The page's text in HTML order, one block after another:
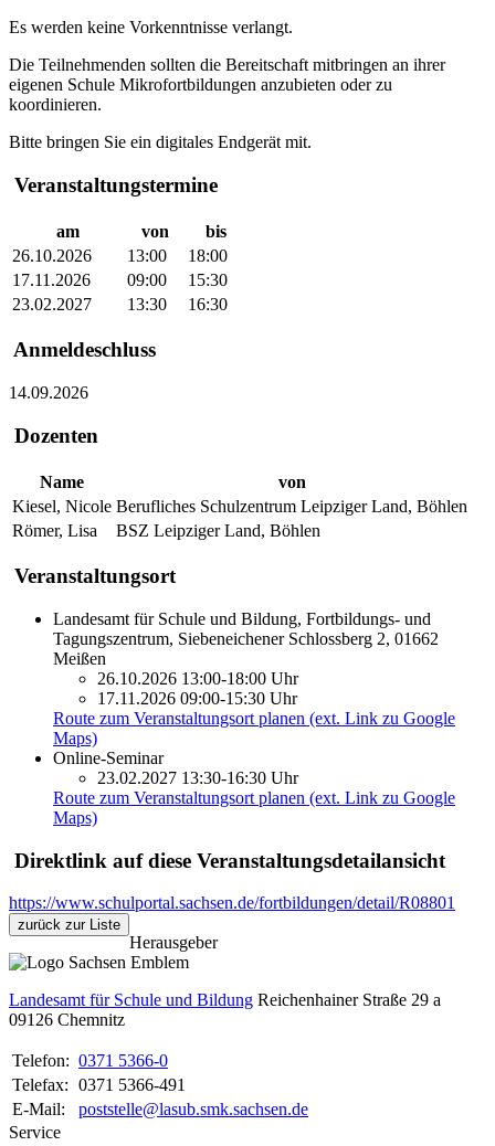
Es werden keine Vorkenntnisse verlangt.
Die Teilnehmenden sollten die Bereitschaft mitbringen an ihrer
eigenen Schule Mikrofortbildungen anzubieten oder zu
koordinieren.
Bitte bringen Sie ein digitales Endgerät mit.
Veranstaltungstermine
am von
bis
26.10.2026
13:00
18:00
17.11.2026
09:00
15:30
23.02.2027
13:30 16:30
Anmeldeschluss
14.09.2026
Dozenten
Name
von
Kiesel, Nicole Berufliches Schulzentrum Leipziger Land, Böhlen
Römer, Lisa
BSZ Leipziger Land, Böhlen
Veranstaltungsort
Landesamt für Schule und Bildung, Fortbildungs- und
Tagungszentrum, Siebeneichener Schlossberg 2, 01662
Meißen
26.10.2026 13:00-18:00 Uhr
17.11.2026 09:00-15:30 Uhr
Route zum Veranstaltungsort planen (ext. Link zu Google
Maps)
Online-Seminar
23.02.2027 13:30-16:30 Uhr
Route zum Veranstaltungsort planen (ext. Link zu Google
Maps)
Direktlink auf diese Veranstaltungsdetailansicht
https://www.schulportal.sachsen.de/fortbildungen/detail/R08801
zurück zur Liste
Herausgeber
Landesamt für Schule und Bildung Reichenhainer Straße 29 a
09126 Chemnitz
Telefon: 0371 5366-0
Telefax: 0371 5366-491
E-Mail:
poststelle@lasub.smk.sachsen.de
Service